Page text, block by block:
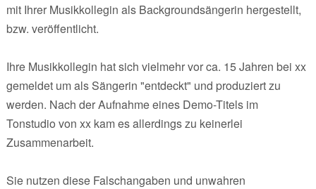
mit Ihrer Musikkollegin als Backgroundsängerin hergestellt,
bzw. veröffentlicht.
Ihre Musikkollegin hat sich vielmehr vor ca. 15 Jahren bei xx
gemeldet um als Sängerin "entdeckt" und produziert zu
werden. Nach der Aufnahme eines Demo-Titels im
Tonstudio von xx kam es allerdings zu keinerlei
Zusammenarbeit.
Sie nutzen diese Falschangaben und unwahren